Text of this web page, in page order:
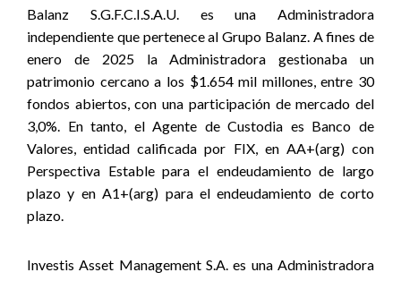
Balanz S.G.F.C.I.S.A.U. es una Administradora
independiente que pertenece al Grupo Balanz. A fines de
enero de 2025 la Administradora gestionaba un
patrimonio cercano a los $1.654 mil millones, entre 30
fondos abiertos, con una participación de mercado del
3,0%. En tanto, el Agente de Custodia es Banco de
Valores, entidad calificada por FIX, en AA+(arg) con
Perspectiva Estable para el endeudamiento de largo
plazo y en A1+(arg) para el endeudamiento de corto
plazo.
Investis Asset Management S.A. es una Administradora